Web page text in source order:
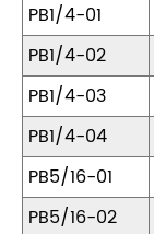
PB1/4-01
PB1/4-02
PB1/4-03
PB1/4-04
PB5/16-01
PB5/16-02